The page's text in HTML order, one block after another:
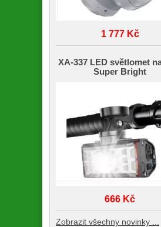
1 777 Kč
XA-337 LED světlomet
Super Bright
666 Kč
Zobrazit všechny novinky ...